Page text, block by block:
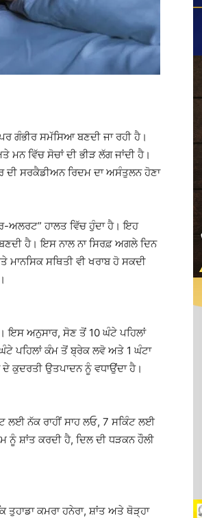
ਗੰਭੀਰ ਸਮੱਸਿਆ ਬਣਦੀ ਜਾ ਰਹੀ ਹੈ।
ਵਿੱਚ ਸੋਚਾਂ ਦੀ ਭੀੜ ਲੱਗ ਜਾਂਦੀ ਹੈ।
ਦੀ ਸਰਕੈਡੀਅਨ ਰਿਦਮ ਦਾ ਅਸੰਤੁਲਨ ਹੋਣਾ
ਅਲਰਟ” ਹਾਲਤ ਵਿੱਚ ਹੁੰਦਾ ਹੈ। ਇਹ
ਹੈ। ਇਸ ਨਾਲ ਨਾ ਸਿਰਫ਼ ਅਗਲੇ ਦਿਨ
ਮਾਨਸਿਕ ਸਥਿਤੀ ਵੀ ਖਰਾਬ ਹੋ ਸਕਦੀ
ਇਸ ਅਨੁਸਾਰ, ਸੋਣ ਤੋਂ 10 ਘੰਟੇ ਪਹਿਲਾਂ
ਪਹਿਲਾਂ ਕੰਮ ਤੋਂ ਬ੍ਰੇਕ ਲਵੋ ਅਤੇ 1 ਘੰਟਾ
ਕੁਦਰਤੀ ਉਤਪਾਦਨ ਨੂੰ ਵਧਾਉਂਦਾ ਹੈ।
ਲਈ ਨੱਕ ਰਾਹੀਂ ਸਾਹ ਲਓ, 7 ਸਕਿੰਟ ਲਈ
ਨੂੰ ਸ਼ਾਂਤ ਕਰਦੀ ਹੈ, ਦਿਲ ਦੀ ਧੜਕਨ ਹੌਲੀ
ਤੁਹਾਡਾ ਕਮਰਾ ਹਨੇਰਾ, ਸ਼ਾਂਤ ਅਤੇ ਥੋੜ੍ਹਾ